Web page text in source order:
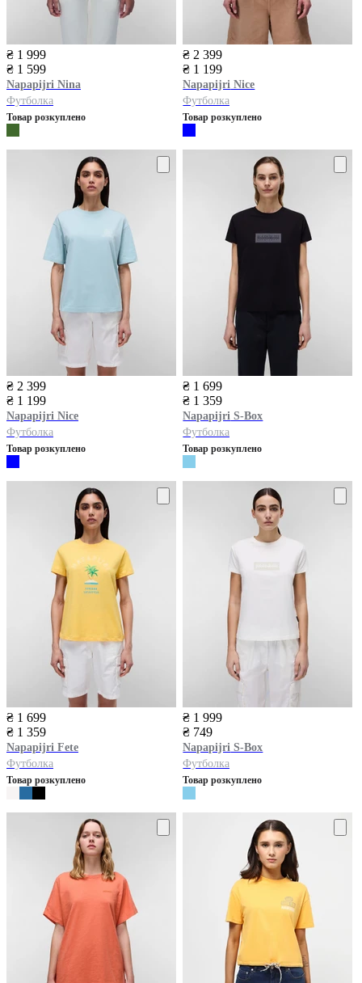
₴ 1 999
₴ 1 599
Napapijri Nina
Футболка
Товар розкуплено
₴ 2 399
₴ 1 199
Napapijri Nice
Футболка
Товар розкуплено
₴ 2 399
₴ 1 199
Napapijri Nice
Футболка
Товар розкуплено
₴ 1 699
₴ 1 359
Napapijri S-Box
Футболка
Товар розкуплено
₴ 1 699
₴ 1 359
Napapijri Fete
Футболка
Товар розкуплено
₴ 1 999
₴ 749
Napapijri S-Box
Футболка
Товар розкуплено